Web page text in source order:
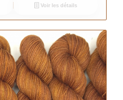
Voir les détails